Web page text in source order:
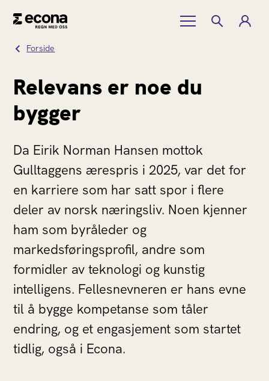
Forside
Relevans er noe du
bygger
Da Eirik Norman Hansen mottok
Gulltaggens ærespris i 2025, var det for
en karriere som har satt spor i flere
deler av norsk næringsliv. Noen kjenner
ham som byråleder og
markedsføringsprofil, andre som
formidler av teknologi og kunstig
intelligens. Fellesnevneren er hans evne
til å bygge kompetanse som tåler
endring, og et engasjement som startet
tidlig, også i Econa.